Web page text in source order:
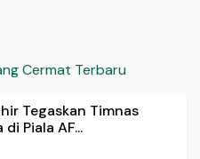
Cermat Terbaru
Tegaskan Timnas
Piala AF...